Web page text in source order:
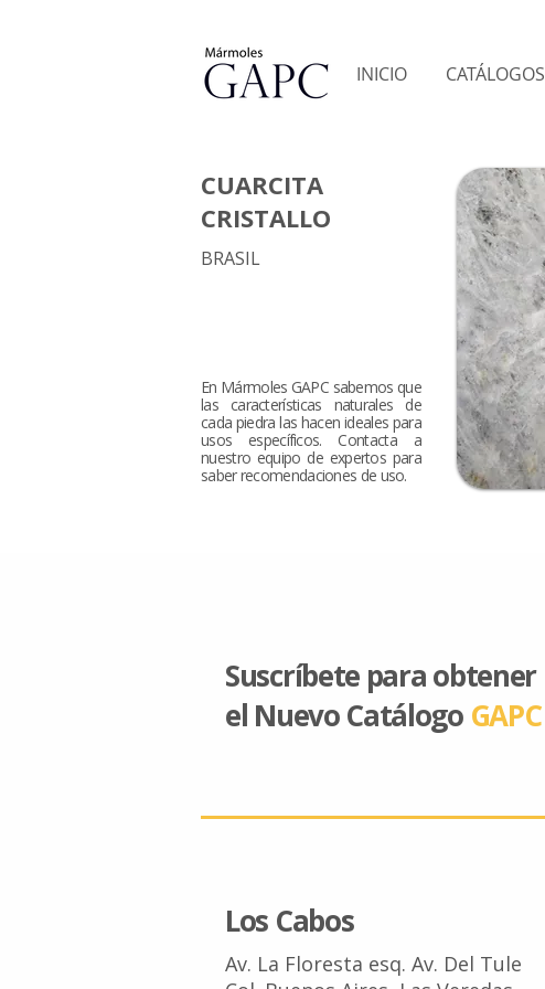
CUARCITA
CRISTALLO
BRASIL
En Mármoles GAPC sabemos que
las características naturales de
cada piedra las hacen ideales para
usos específicos. Contacta a
nuestro equipo de expertos para
saber recomendaciones de uso.
INICIO CATÁLOGOS
Suscríbete para obtener
el Nuevo Catálogo GAPC
Los Cabos
Av. La Floresta esq. Av. Del Tule